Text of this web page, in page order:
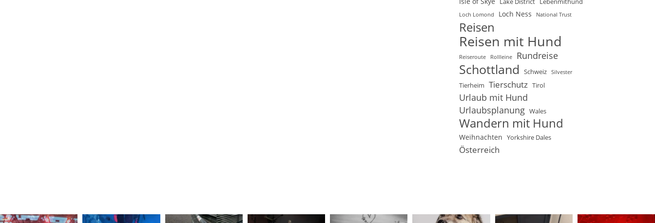
Loch Lomond Loch Ness National Trust
Reisen
Reisen mit Hund
Reiseroute Rollleine Rundreise
Schottland Schweiz Silvester
Tierheim Tierschutz Tirol
Urlaub mit Hund
Urlaubsplanung Wales
Wandern mit Hund
Weihnachten Yorkshire Dales
Österreich